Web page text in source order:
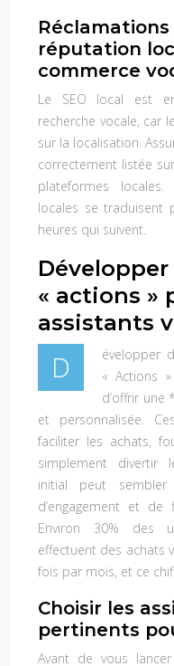
réputation
commerce
Le SEO local est
recherche vocale, car
sur la localisation.
correctement listée
plateformes
locales se traduisent
heures qui suivent.
« actions »
assistants
D
évelopper
« Actions
d’offrir une
et personnalisée.
faciliter les achats,
simplement divertir
initial peut
d’engagement et de
Environ 30% des
effectuent des achats
fois par mois, et ce
Choisir les
pertinents
Avant de vous